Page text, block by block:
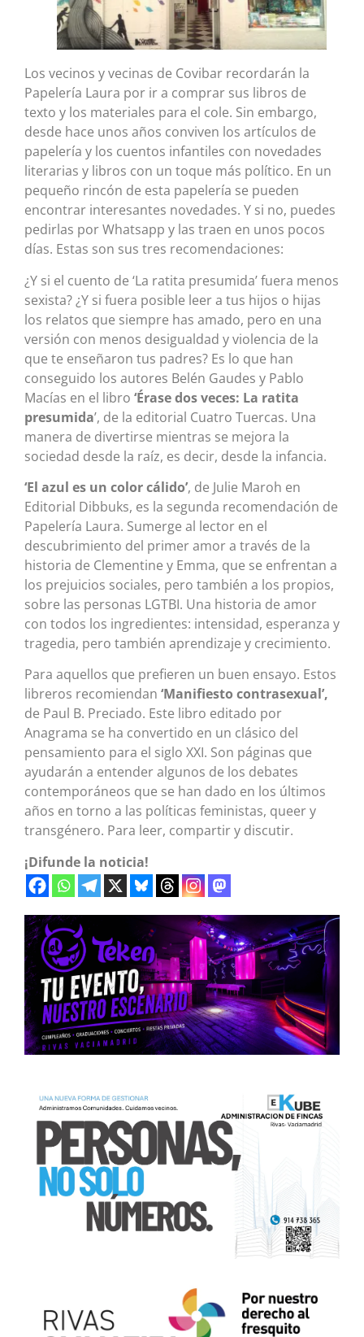
Los vecinos y vecinas de Covibar recordarán la
Papelería Laura por ir a comprar sus libros de
texto y los materiales para el cole. Sin embargo,
desde hace unos años conviven los artículos de
papelería y los cuentos infantiles con novedades
literarias y libros con un toque más político. En un
pequeño rincón de esta papelería se pueden
encontrar interesantes novedades. Y si no, puedes
pedirlas por Whatsapp y las traen en unos pocos
días. Estas son sus tres recomendaciones:
¿Y si el cuento de ‘La ratita presumida’ fuera menos
sexista? ¿Y si fuera posible leer a tus hijos o hijas
los relatos que siempre has amado, pero en una
versión con menos desigualdad y violencia de la
que te enseñaron tus padres? Es lo que han
conseguido los autores Belén Gaudes y Pablo
Macías en el libro ‘Érase dos veces: La ratita
presumida’, de la editorial Cuatro Tuercas. Una
manera de divertirse mientras se mejora la
sociedad desde la raíz, es decir, desde la infancia.
‘El azul es un color cálido’, de Julie Maroh en
Editorial Dibbuks, es la segunda recomendación de
Papelería Laura. Sumerge al lector en el
descubrimiento del primer amor a través de la
historia de Clementine y Emma, que se enfrentan a
los prejuicios sociales, pero también a los propios,
sobre las personas LGTBI. Una historia de amor
con todos los ingredientes: intensidad, esperanza y
tragedia, pero también aprendizaje y crecimiento.
Para aquellos que prefieren un buen ensayo. Estos
libreros recomiendan ‘Manifiesto contrasexual’,
de Paul B. Preciado. Este libro editado por
Anagrama se ha convertido en un clásico del
pensamiento para el siglo XXI. Son páginas que
ayudarán a entender algunos de los debates
contemporáneos que se han dado en los últimos
años en torno a las políticas feministas, queer y
transgénero. Para leer, compartir y discutir.
¡Difunde la noticia!